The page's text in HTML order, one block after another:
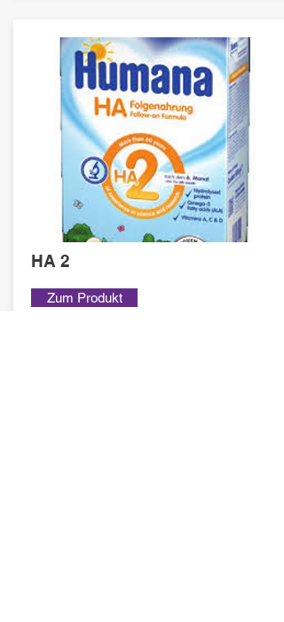
Zum Produkt
HA 2